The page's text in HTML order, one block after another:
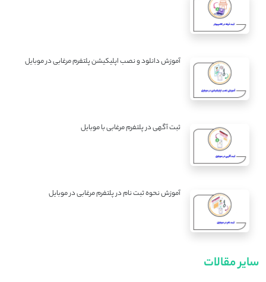
آموزش دانلود و نصب اپلیکیشن پلتفرم مرغابی در موبایل
ثبت آگهی در پلتفرم مرغابی با موبایل
آموزش نحوه ثبت نام در پلتفرم مرغابی در موبایل
سایر مقالات